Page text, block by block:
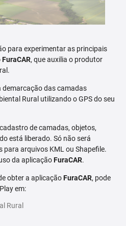
para experimentar as principais
FuraCAR, que auxilia o produtor
demarcação das camadas
Rural utilizando o GPS do seu
de camadas, objetos,
está liberado. Só não será
para arquivos KML ou Shapefile.
da aplicaçãoFuraCAR.
obter a aplicaçãoFuraCAR, pode
em:
Rural